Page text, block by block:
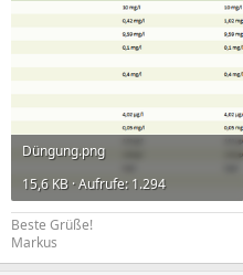
Düngung.png
15,6 KB · Aufrufe: 1.294
Beste Grüße!
Markus